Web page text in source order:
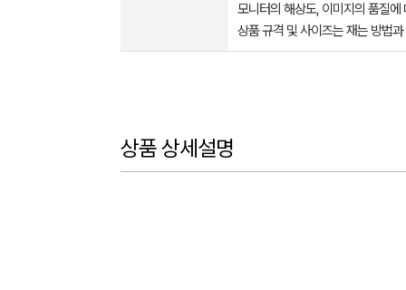
모니터의 해상도, 이미지의 품질
상품 규격 및 사이즈는 재는 방법
상품 상세설명